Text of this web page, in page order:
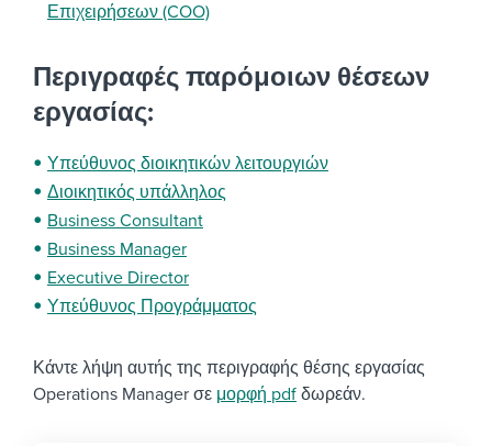
Επιχειρήσεων (COO)
Περιγραφές παρόμοιων θέσεων
εργασίας:
Υπεύθυνος διοικητικών λειτουργιών
Διοικητικός υπάλληλος
Business Consultant
Business Manager
Executive Director
Υπεύθυνος Προγράμματος
Κάντε λήψη αυτής της περιγραφής θέσης εργασίας
Operations Manager σε μορφή pdf δωρεάν.